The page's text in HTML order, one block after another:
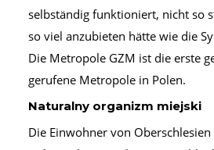
selbständig funktioniert, nicht so
so viel anzubieten hätte wie die
Die Metropole GZM ist die erste
gerufene Metropole in Polen.
Naturalny organizm miejski
Die Einwohner von Oberschlesien